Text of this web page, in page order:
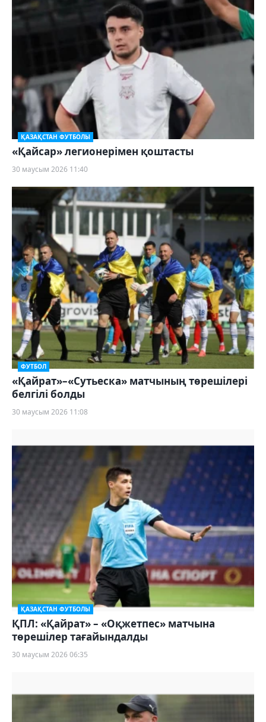
ҚАЗАҚСТАН ФУТБОЛЫ
«Қайсар» легионерімен қоштасты
30 маусым 2026 11:40
ФУТБОЛ
«Қайрат»–«Сутьеска» матчының төрешілері
белгілі болды
30 маусым 2026 11:08
ҚАЗАҚСТАН ФУТБОЛЫ
ҚПЛ: «Қайрат» – «Оқжетпес» матчына
төрешілер тағайындалды
30 маусым 2026 06:35